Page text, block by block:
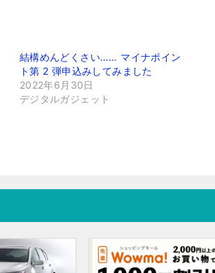
結構めんどくさい…… マイナポイン
ト第 2 弾申込みしてみました
2022年6月30日
デジタルガジェット